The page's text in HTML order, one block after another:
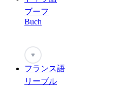
ブーフ
Buch
♥
フランス語
リーブル